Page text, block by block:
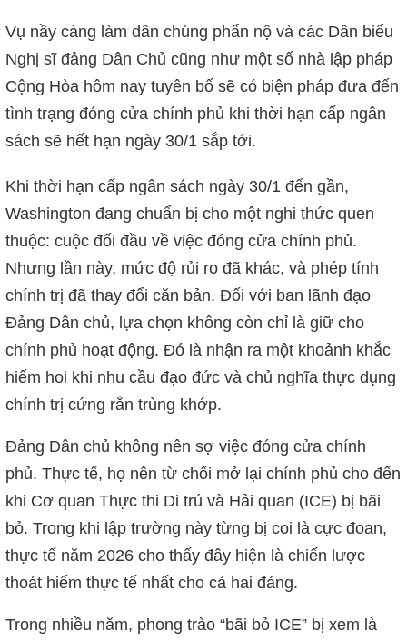
Vụ nầy càng làm dân chúng phẩn nộ và các Dân biểu
Nghị sĩ đảng Dân Chủ cũng như một số nhà lập pháp
Cộng Hòa hôm nay tuyên bố sẽ có biện pháp đưa đến
tình trạng đóng cửa chính phủ khi thời hạn cấp ngân
sách sẽ hết hạn ngày 30/1 sắp tới.
Khi thời hạn cấp ngân sách ngày 30/1 đến gần,
Washington đang chuẩn bị cho một nghi thức quen
thuộc: cuộc đối đầu về việc đóng cửa chính phủ.
Nhưng lần này, mức độ rủi ro đã khác, và phép tính
chính trị đã thay đổi căn bản. Đối với ban lãnh đạo
Đảng Dân chủ, lựa chọn không còn chỉ là giữ cho
chính phủ hoạt động. Đó là nhận ra một khoảnh khắc
hiếm hoi khi nhu cầu đạo đức và chủ nghĩa thực dụng
chính trị cứng rắn trùng khớp.
Đảng Dân chủ không nên sợ việc đóng cửa chính
phủ. Thực tế, họ nên từ chối mở lại chính phủ cho đến
khi Cơ quan Thực thi Di trú và Hải quan (ICE) bị bãi
bỏ. Trong khi lập trường này từng bị coi là cực đoan,
thực tế năm 2026 cho thấy đây hiện là chiến lược
thoát hiểm thực tế nhất cho cả hai đảng.
Trong nhiều năm, phong trào “bãi bỏ ICE” bị xem là